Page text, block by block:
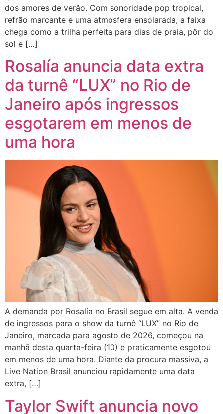
dos amores de verão. Com sonoridade pop tropical,
refrão marcante e uma atmosfera ensolarada, a faixa
chega como a trilha perfeita para dias de praia, pôr do
sol e […]
Rosalía anuncia data extra
da turnê “LUX” no Rio de
Janeiro após ingressos
esgotarem em menos de
uma hora
A demanda por Rosalía no Brasil segue em alta. A venda
de ingressos para o show da turnê “LUX” no Rio de
Janeiro, marcada para agosto de 2026, começou na
manhã desta quarta-feira (10) e praticamente esgotou
em menos de uma hora. Diante da procura massiva, a
Live Nation Brasil anunciou rapidamente uma data
extra, […]
Taylor Swift anuncia novo